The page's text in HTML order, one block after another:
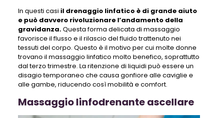
In questi casi il drenaggio linfatico è di grande aiuto
e può davvero rivoluzionare l’andamento della
gravidanza.Questa forma delicata di massaggio
favorisce il flusso e il rilascio del fluido trattenuto nei
tessuti del corpo. Questo è il motivo per cui molte donne
trovano il massaggio linfatico molto benefico, soprattutto
dal terzo trimestre. La ritenzione di liquidi può essere un
disagio temporaneo che causa gonfiore alle caviglie e
alle gambe, riducendo così mobilità e comfort.
Massaggio linfodrenante ascellare